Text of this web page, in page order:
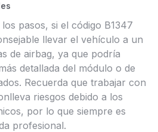
pasos, si el código B1347
llevar el vehículo a un
de airbag, ya que podría
detallada del módulo o de
Recuerda que trabajar con
riesgos debido a los
por lo que siempre es
profesional.